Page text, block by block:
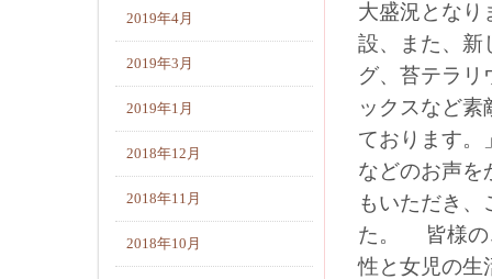
大盛況となり
設、また、新
グ、苔テラリ
ックスなど
ております。
などのお声を
もいただき
た。 皆様の
性と女児の生
2019年4月
2019年3月
2019年1月
2018年12月
2018年11月
2018年10月